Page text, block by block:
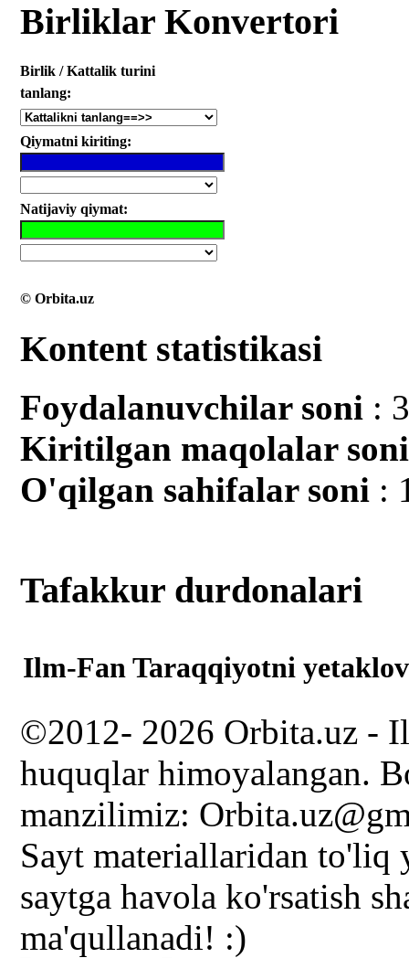
Birliklar Konvertori
Birlik / Kattalik turini
tanlang:
Qiymatni kiriting:
Natijaviy qiymat:
© Orbita.uz
Kontent statistikasi
Foydalanuvchilar soni :
Kiritilgan mаqolalar soni
O'qilgan sahifalar soni :
Tafakkur durdonalari
Ilm-Fan Taraqqiyotni
©2012- 2026 Orbita.uz -
huquqlar himoyalangan.
manzilimiz:
Sayt materiallaridan
saytga havola ko'rsatish
ma'qullanadi! :)